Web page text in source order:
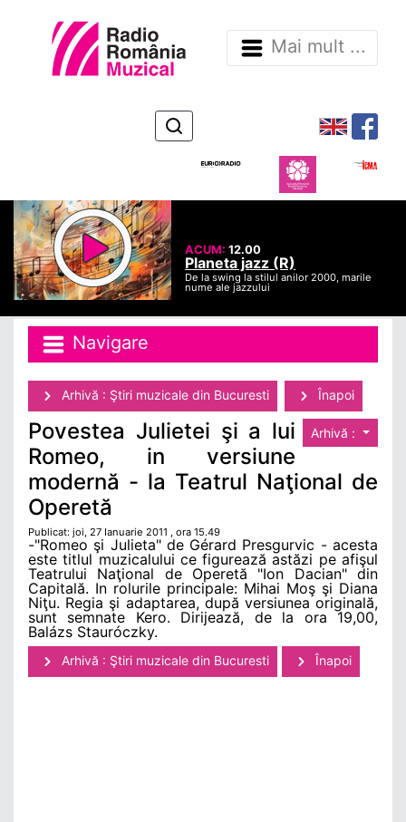
Mai mult ...
ACUM:12.00
Planeta jazz (R)
De la swing la stilul anilor 2000, marile
nume ale jazzului
Navigare
Arhivă : Ştiri muzicale din Bucuresti Înapoi
Arhivă :
Povestea Julietei şi a lui
Romeo, in versiune
modernă - la Teatrul Naţional de
Operetă
Publicat: joi, 27 Ianuarie 2011 , ora 15.49
-"Romeo şi Julieta" de Gérard Presgurvic - acesta
este titlul muzicalului ce figurează astăzi pe afişul
Teatrului Naţional de Operetă "Ion Dacian" din
Capitală. In rolurile principale: Mihai Moş şi Diana
Niţu. Regia şi adaptarea, după versiunea originală,
sunt semnate Kero. Dirijează, de la ora 19,00,
Balázs Stauróczky.
Arhivă : Ştiri muzicale din Bucuresti Înapoi